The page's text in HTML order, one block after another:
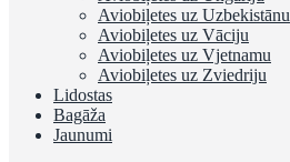
Aviobiļetes uz Uzbekistānu
Aviobiļetes uz Vāciju
Aviobiļetes uz Vjetnamu
Aviobiļetes uz Zviedriju
Lidostas
Bagāža
Jaunumi